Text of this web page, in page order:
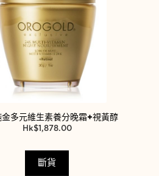
多元維生素養分晚霜+視黃醇
$1,878.00
斷貨